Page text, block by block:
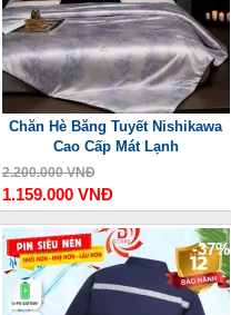
Chăn Hè Băng Tuyết Nishikawa
Cao Cấp Mát Lạnh
2.200.000 VNĐ
1.159.000 VNĐ
-37%